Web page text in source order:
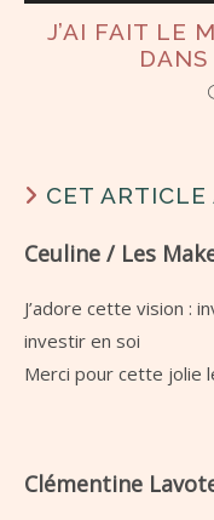
J’AI FAIT LE
CET
Ceuline / Les
J’adore cette vision :
investir en soi
Merci pour cette jolie
Clémentine